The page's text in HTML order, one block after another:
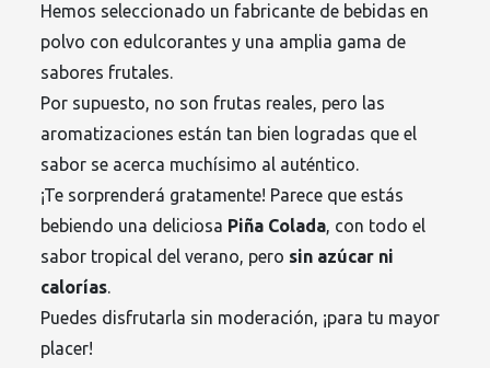
Hemos seleccionado un fabricante de bebidas en
polvo con edulcorantes y una amplia gama de
sabores frutales.
Por supuesto, no son frutas reales, pero las
aromatizaciones están tan bien logradas que el
sabor se acerca muchísimo al auténtico.
¡Te sorprenderá gratamente! Parece que estás
bebiendo una deliciosa Piña Colada, con todo el
sabor tropical del verano, pero sin azúcar ni
calorías.
Puedes disfrutarla sin moderación, ¡para tu mayor
placer!